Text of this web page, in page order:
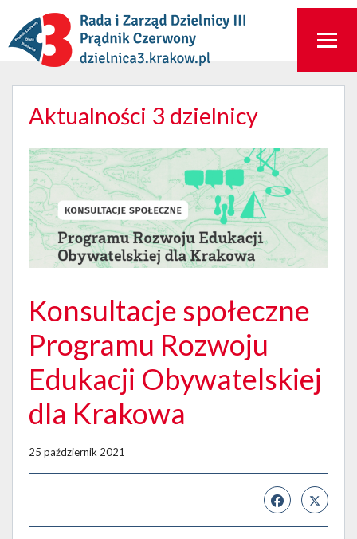
Aktualności 3 dzielnicy
Konsultacje społeczne
Programu Rozwoju
Edukacji Obywatelskiej
dla Krakowa
25 październik 2021